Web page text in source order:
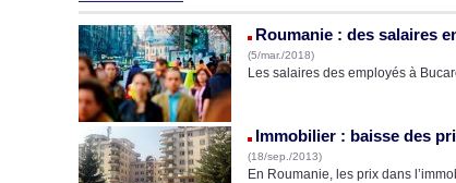
Roumanie : des salaires
(5/mar./2018)
Les salaires des employés à
Immobilier : baisse des
(18/sep./2013)
En Roumanie, les prix dans